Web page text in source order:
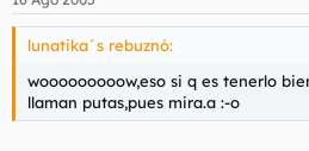
lunatika´s rebuznó:
wooooooooow,eso si q es tenerlo
llaman putas,pues mira.a :-o